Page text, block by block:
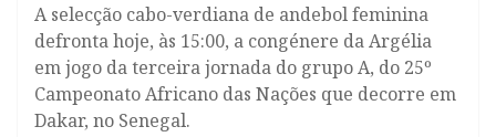
​A selecção cabo-verdiana de andebol feminina
defronta hoje, às 15:00, a congénere da Argélia
em jogo da terceira jornada do grupo A, do 25º
Campeonato Africano das Nações que decorre em
Dakar, no Senegal.